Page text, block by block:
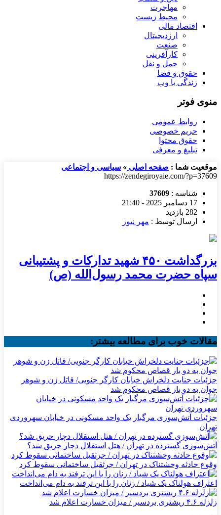
مهاجرت
محیط زیست
اقتصاد مالی
ارزدیجیتال
صنعت
کارآفرینی
حمل و نقل
حقوق و قضا
زندگی با وب
منوی فوتر
روابط عمومی
حریم خصوصی
حقوق محتوا
تبلیغ و معرفی
موقعیت شما : صفحه اصلی » سیاسی و اجتماعی
https://zendegiroyaie.com/?p=37609
شناسه : 37609
17 دسامبر 2025 - 21:40
282 بازدید
ارسال توسط : مهر نیوز
بزرگداشت ۴۵۰ شهید تدارکات و پشتیبانی
سپاه حضرت محمد رسول‌الله (ص)
مقالات خوب برای مطالعه بیشتر:
جزئیات جنایت دلخراش خیابان کارگر جنوبی/ قاتل زن و شوهر
جوان به دو بار قصاص محکوم شد
جزئیات آتش‌سوزی مرگبار یک واحد مسکونی در خیابان سهروردی
تهران
آتش‌سوزی گسترده در تهران / هتل استقلال دچار حریق شد؟
وقوع حادثه وحشتناک در تهران / جرثقیل ساختمانی سقوط کرد
اعتراف هولناک یک شیاد / زنان را با این ترفند به دام می‌انداخت
زلزله ۴.۶ ریشتری بردسیر / میزان خسارت اعلام شد